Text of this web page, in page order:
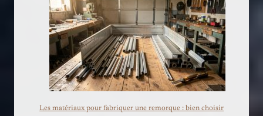
Les matériaux pour fabriquer une remorque : bien choisir